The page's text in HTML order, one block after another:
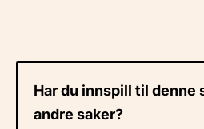
Har du innspill til denne
andre saker?